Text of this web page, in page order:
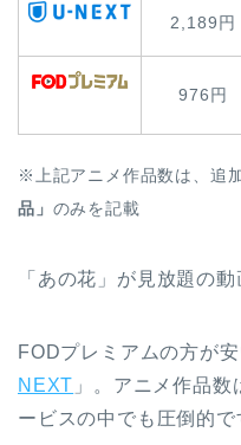
2,189円
976円
※上記アニメ作品数は、追
品」 のみを記載
「あの花」が見放題の
FODプレミアムの方が
NEXT 」。アニメ作品
ービスの中でも圧倒的で